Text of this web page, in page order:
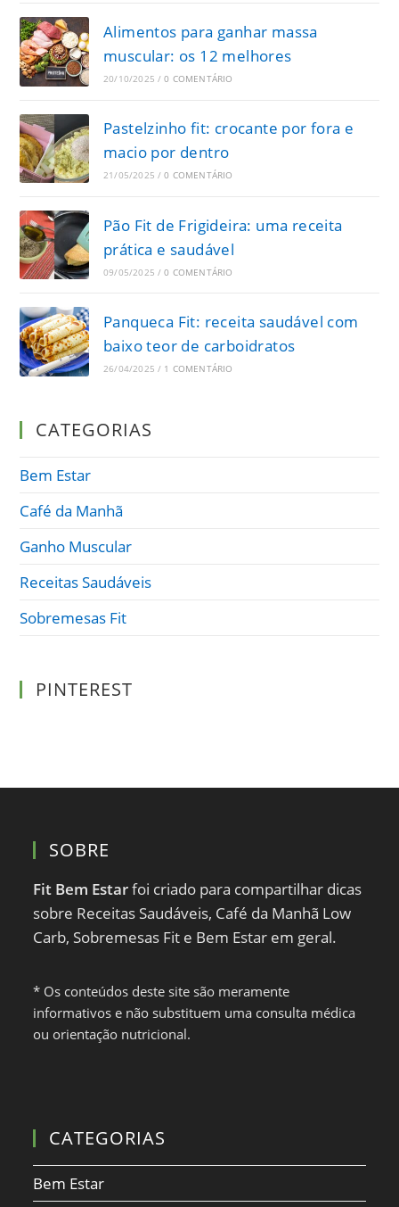
Alimentos para ganhar massa
muscular: os 12 melhores
20/10/2025 / 0 COMENTÁRIO
Pastelzinho fit: crocante por fora e
macio por dentro
21/05/2025 / 0 COMENTÁRIO
Pão Fit de Frigideira: uma receita
prática e saudável
09/05/2025 / 0 COMENTÁRIO
Panqueca Fit: receita saudável com
baixo teor de carboidratos
26/04/2025 / 1 COMENTÁRIO
CATEGORIAS
Bem Estar
Café da Manhã
Ganho Muscular
Receitas Saudáveis
Sobremesas Fit
PINTEREST
SOBRE
Fit Bem Estarfoi criado para compartilhar dicas
sobre Receitas Saudáveis, Café da Manhã Low
Carb, Sobremesas Fit e Bem Estar em geral.
* Os conteúdos deste site são meramente
informativos e não substituem uma consulta médica
ou orientação nutricional.
CATEGORIAS
Bem Estar